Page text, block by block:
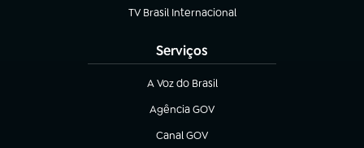
TV Brasil Internacional
(abre em nova aba)
Serviços
A Voz do Brasil
(abre em nova aba)
Agência GOV
(abre em nova aba)
Canal GOV
(abre em nova aba)